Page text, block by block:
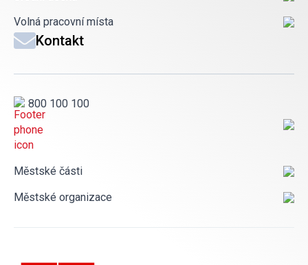
Volná pracovní místa
Kontakt
800 100 100
Městské části
Městské organizace